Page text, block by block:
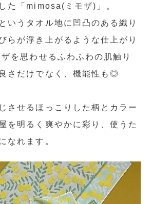
た「mimosa(ミモザ)」。
いうタオル地に凹凸のある織り
らが浮き上がるような仕上がり
を思わせるふわふわの肌触り
さだけでなく、機能性も◎
させるほっこりした柄とカラー
を明るく爽やかに彩り、使うた
なれます。